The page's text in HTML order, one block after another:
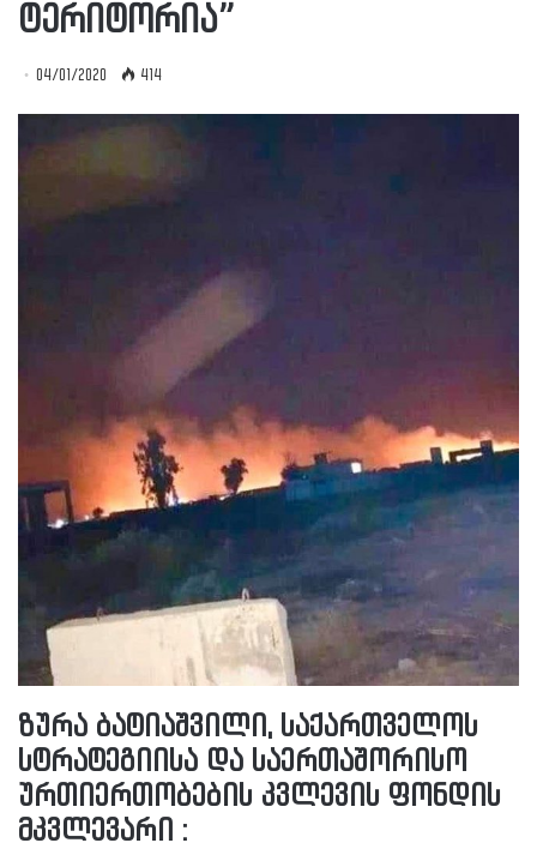
ტერიტორია”
04/01/2020 414
ზურა ბატიაშვილი, საქართველოს
სტრატეგიისა და საერთაშორისო
ურთიერთობების კვლევის ფონდის
მკვლევარი :